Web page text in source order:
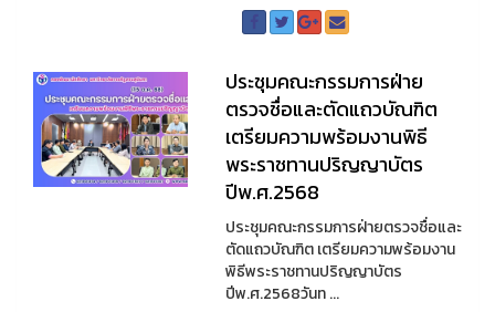
ประชุมคณะกรรมการฝ่าย
ตรวจชื่อและตัดแถวบัณฑิต
เตรียมความพร้อมงานพิธี
พระราชทานปริญญาบัตร
ปีพ.ศ.2568
ประชุมคณะกรรมการฝ่ายตรวจชื่อและ
ตัดแถวบัณฑิต เตรียมความพร้อมงาน
พิธีพระราชทานปริญญาบัตร
ปีพ.ศ.2568วันท ...